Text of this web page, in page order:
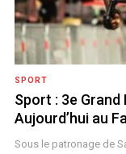
SPORT
Sport : 3e
Aujourd’hui au
Sous le patronage de